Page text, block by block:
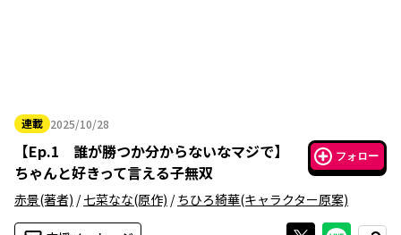
連載 2025/10/28
2025年10月28日
【Ep.1 誰が勝つか分からないなマジで】
ちゃんと好きって言える子無双
フォロー
赤景(著者) /七菜なな(原作) /ちひろ綺華(キャラクター原案)